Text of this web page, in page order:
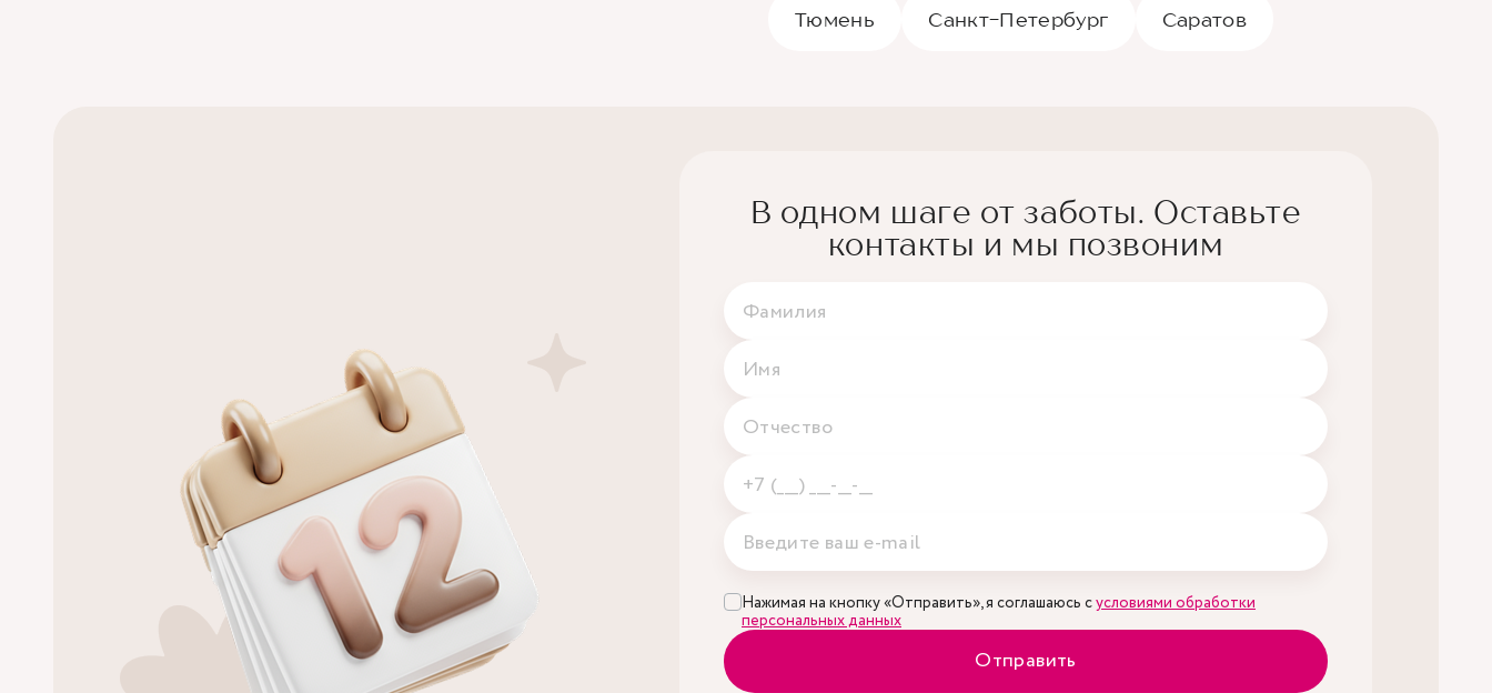
Тюмень Санкт-Петербург Саратов
В одном шаге от заботы. Оставьте
контакты и мы позвоним
Нажимая на кнопку «Отправить», я соглашаюсь сусловиями обработки
персональных данных
Отправить